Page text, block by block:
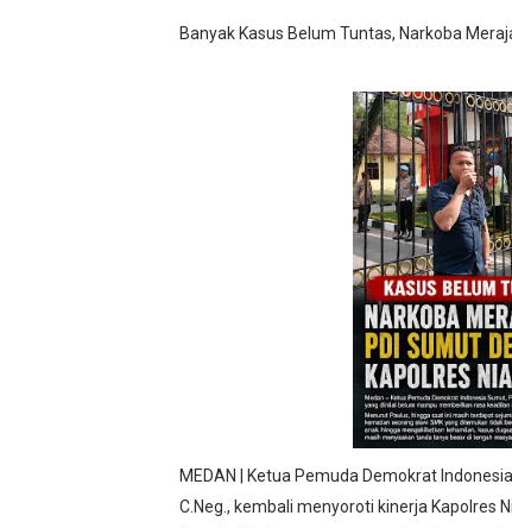
Satu Keluarga di Kp.
Di ikuti 14 Desa
Dilaporkan Kuasa
Rayakan Ulang Tahun,
Banyak Kasus Belum Tuntas, Narkoba
MEDAN | Ketua Pemuda Demokrat
C.Neg., kembali menyoroti kinerja Kapolres